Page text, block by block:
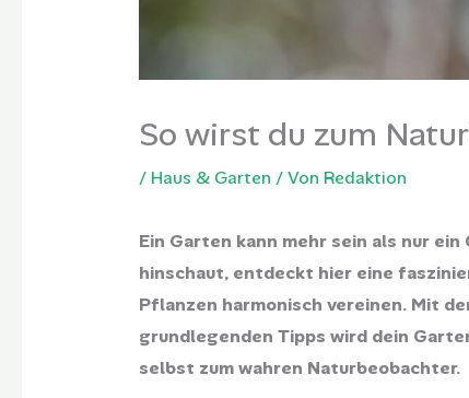
So wirst du zum
/ Haus & Garten / Von Redaktion
Ein Garten kann mehr sein als nur
hinschaut, entdeckt hier eine
Pflanzen harmonisch vereinen. Mit
grundlegenden Tipps wird dein
selbst zum wahren Naturbeobachter.